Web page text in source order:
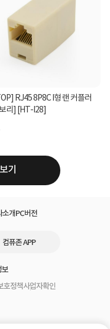
RJ45 8P8C I형 랜 커플러
리] [HT-I28]
기
소개PC버전
컴퓨존 APP
보
호정책사업자확인